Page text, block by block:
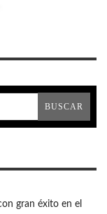
gran éxito en el